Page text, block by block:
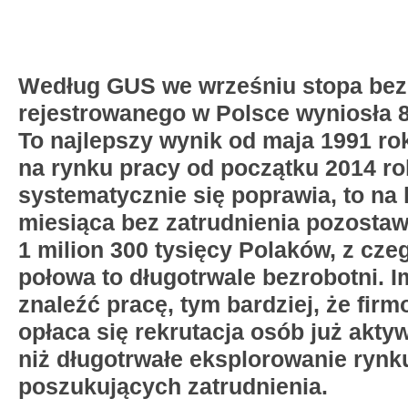
Według GUS we wrześniu stopa
rejestrowanego w Polsce wyniosła
To najlepszy wynik od maja 1991
na rynku pracy od początku 2014
systematycznie się poprawia, to na
miesiąca bez zatrudnienia
1 milion 300 tysięcy Polaków, z
połowa to długotrwale bezrobotni.
znaleźć pracę, tym bardziej, że
opłaca się rekrutacja osób już
niż długotrwałe eksplorowanie
poszukujących zatrudnienia.